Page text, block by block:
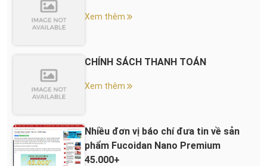
Xem thêm
CHÍNH SÁCH THANH TOÁN
Xem thêm
Nhiều đơn vị báo chí đưa tin về sản
phẩm Fucoidan Nano Premium
45.000+